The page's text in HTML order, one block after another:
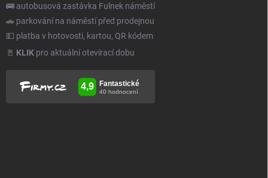
🚌 autobusová zastávka Fulnek náměstí
🚗 parkování na náměstí před prodejnou
💵 platba v hotovosti, kartou, QR kódem
🚪 KLIK pro aktuální otevírací dobu